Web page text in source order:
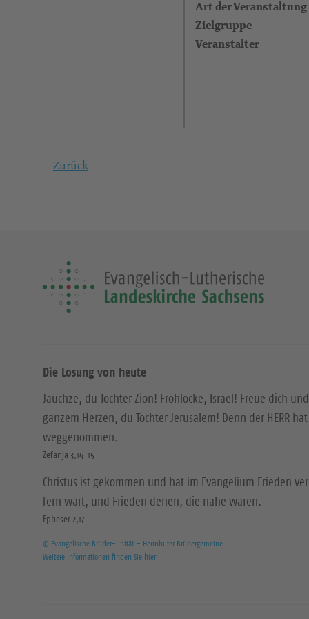
Art der Veranstaltung
Zielgruppe
Veranstalter
Zurück
Die Losung von heute
Jauchze, du Tochter Zion! Frohlocke, Israel! Freue dich
ganzem Herzen, du Tochter Jerusalem! Denn der HERR
weggenommen.
Zefanja 3,14-15
Christus ist gekommen und hat im Evangelium Frieden
fern wart, und Frieden denen, die nahe waren.
Epheser 2,17
© Evangelische Brüder-Unität – Herrnhuter Brüdergemeine
Weitere Informationen finden Sie hier